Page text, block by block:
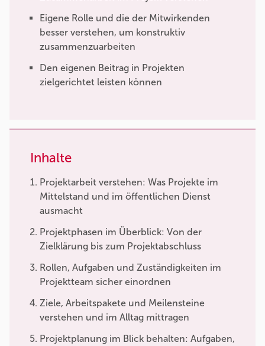
Eigene Rolle und die der Mitwirkenden
besser verstehen, um konstruktiv
zusammenzuarbeiten
Den eigenen Beitrag in Projekten
zielgerichtet leisten können
Inhalte
Projektarbeit verstehen: Was Projekte im
Mittelstand und im öffentlichen Dienst
ausmacht
Projektphasen im Überblick: Von der
Zielklärung bis zum Projektabschluss
Rollen, Aufgaben und Zuständigkeiten im
Projektteam sicher einordnen
Ziele, Arbeitspakete und Meilensteine
verstehen und im Alltag mittragen
Projektplanung im Blick behalten: Aufgaben,